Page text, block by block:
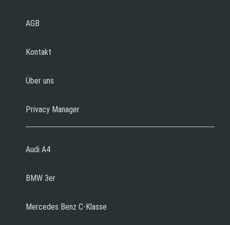
AGB
Kontakt
Über uns
Privacy Manager
Audi A4
BMW 3er
Mercedes Benz C-Klasse